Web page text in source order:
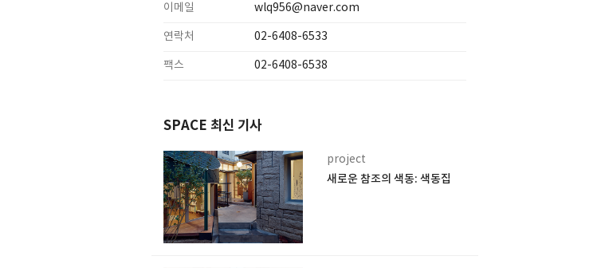
이메일 wlq956@naver.com
연락처 02-6408-6533
팩스 02-6408-6538
SPACE 최신 기사
project
새로운 참조의 색동: 색동집